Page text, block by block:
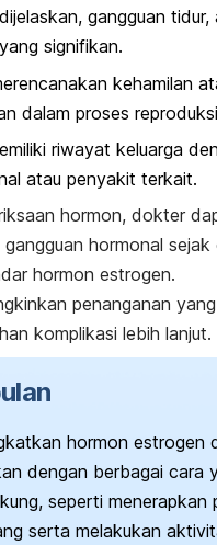
gangguan tidur,
yang signifikan.
kehamilan
dalam proses
riwayat keluarga
atau penyakit terkait.
hormon, dokter
hormonal sejak
hormon estrogen.
penanganan
komplikasi lebih lanjut.
hormon estrogen
dengan berbagai cara
seperti menerapkan
serta melakukan